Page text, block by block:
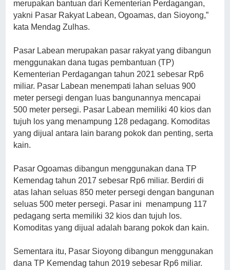
merupakan bantuan dari Kementerian Perdagangan,
yakni Pasar Rakyat Labean, Ogoamas, dan Sioyong,”
kata Mendag Zulhas.
Pasar Labean merupakan pasar rakyat yang dibangun
menggunakan dana tugas pembantuan (TP)
Kementerian Perdagangan tahun 2021 sebesar Rp6
miliar. Pasar Labean menempati lahan seluas 900
meter persegi dengan luas bangunannya mencapai
500 meter persegi. Pasar Labean memiliki 40 kios dan
tujuh los yang menampung 128 pedagang. Komoditas
yang dijual antara lain barang pokok dan penting, serta
kain.
Pasar Ogoamas dibangun menggunakan dana TP
Kemendag tahun 2017 sebesar Rp6 miliar. Berdiri di
atas lahan seluas 850 meter persegi dengan bangunan
seluas 500 meter persegi. Pasar ini menampung 117
pedagang serta memiliki 32 kios dan tujuh los.
Komoditas yang dijual adalah barang pokok dan kain.
Sementara itu, Pasar Sioyong dibangun menggunakan
dana TP Kemendag tahun 2019 sebesar Rp6 miliar.